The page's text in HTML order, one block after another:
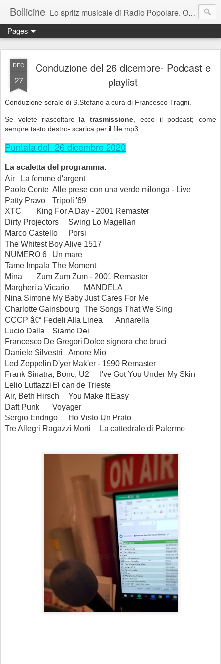
Bollicine Lo spritz musicale di Radio Popolare. Ogni domenica dalle 16.30 alle 17.30
Pages
DEC
27
Conduzione del 26 dicembre- Podcast e
playlist
Conduzione serale di S.Stefano a cura di Francesco Tragni.
Se volete riascoltare la trasmissione , ecco il podcast; come
sempre tasto destro- scarica per il file mp3:
Puntata del 26 dicembre 2020
La scaletta del programma:
Air
La femme d'argent
Paolo Conte Alle prese con una verde milonga - Live
Patty Pravo
Tripoli '69
XTC
King For A Day - 2001 Remaster
Dirty Projectors
Swing Lo Magellan
Marco Castello
Porsi
The Whitest Boy Alive 1517
NUMERO 6
Un mare
Tame Impala The Moment
Mina
Zum Zum Zum - 2001 Remaster
Margherita Vicario
MANDELA
Nina Simone My Baby Just Cares For Me
Charlotte Gainsbourg The Songs That We Sing
CCCP â€“ Fedeli Alla Linea
Annarella
Lucio Dalla
Siamo Dei
Francesco De Gregori Dolce signora che bruci
Daniele Silvestri
Amore Mio
Led Zeppelin D'yer Mak'er - 1990 Remaster
Frank Sinatra, Bono, U2
I've Got You Under My Skin
Lelio Luttazzi El can de Trieste
Air, Beth Hirsch
You Make It Easy
Daft Punk
Voyager
Sergio Endrigo
Ho Visto Un Prato
Tre Allegri Ragazzi Morti
La cattedrale di Palermo